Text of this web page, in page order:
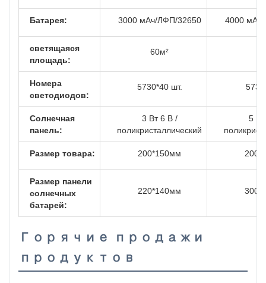
Батарея: 3000 мАч/ЛФП/32650 4000
светящаяся
площадь:
60м²
Номера
светодиодов:
5730*40 шт.
Солнечная
панель:
3 Вт 6 В /
поликристаллический
5
Размер товара: 200*150мм
Размер панели
солнечных
батарей:
220*140мм
Горячие продажи
продуктов